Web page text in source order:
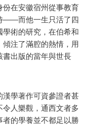
在安徽宿州從事教育
——而他一生只活了四
術的研究，在伯希和
注了滿腔的熱情，用
書出版的當年與世長
漢學著作可資參證者甚
人樂觀，通西文者多
的學養並不都足以勝